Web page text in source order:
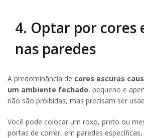
4. Optar por cores
nas paredes
A predominância de cores escuras
um ambiente fechado, pequeno e
não são proibidas, mas precisam ser
Você pode colocar um roxo, preto ou
portas de correr, em paredes